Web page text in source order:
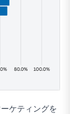
ケティングを